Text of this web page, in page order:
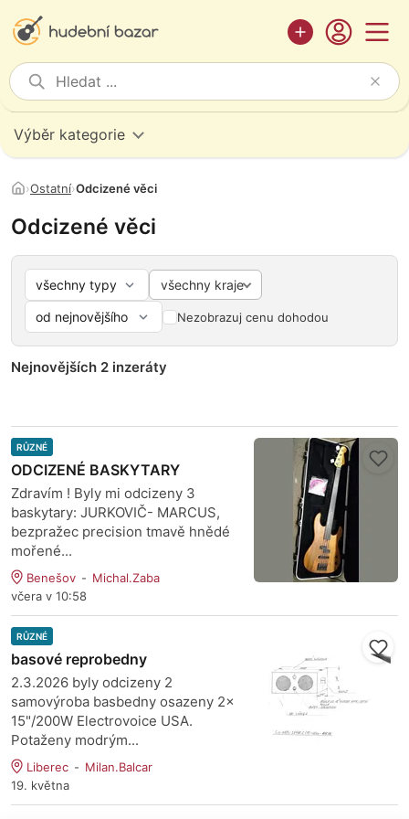
Výběr kategorie
›Ostatní›Odcizené věci
Odcizené věci
všechny kraje
Nezobrazuj cenu dohodou
Nejnovějších 2 inzeráty
RŮZNÉ
ODCIZENÉ BASKYTARY
Zdravím ! Byly mi odcizeny 3
baskytary: JURKOVIČ- MARCUS,
bezpražec precision tmavě hnědé
mořené...
Benešov
Michal.Zaba
včera v 10:58
RŮZNÉ
basové reprobedny
2.3.2026 byly odcizeny 2
samovýroba basbedny osazeny 2x
15"/200W Electrovoice USA.
Potaženy modrým...
Liberec
Milan.Balcar
19. května